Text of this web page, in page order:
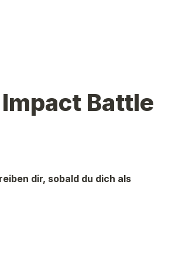
Battle
dir, sobald du dich als